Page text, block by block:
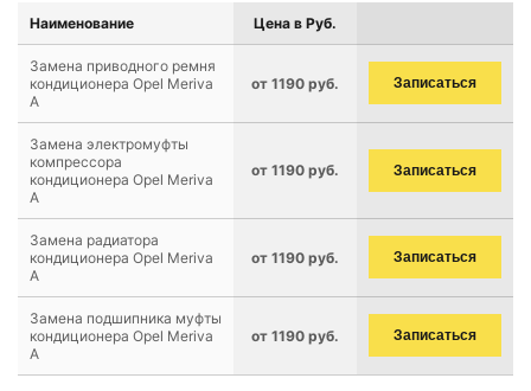
Наименование Цена в Руб.
Замена приводного ремня
кондиционера Opel Meriva
A
от 1190 руб. Записаться
Замена электромуфты
компрессора
кондиционера Opel Meriva
A
от 1190 руб. Записаться
Замена радиатора
кондиционера Opel Meriva
A
от 1190 руб. Записаться
Замена подшипника муфты
кондиционера Opel Meriva
A
от 1190 руб. Записаться